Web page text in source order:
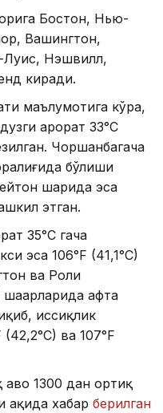
Бостон, Нью-
Вашингтон,
Луис, Нэшвилл,
киради.
маълумотига кўра,
ҳарорат 33°C
Чоршанбагача
бўлиши
шаҳрида эса
этган.
35°C гача
эса 106°F (41,1°C)
ва Роли
ҳафта
иссиқлик
ва 107°F
1300 дан ортиқ
ҳақида хабар берилган